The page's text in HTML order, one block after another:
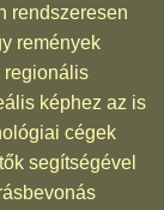
rendszeresen
remények
regionális
képhez az is
cégek
segítségével